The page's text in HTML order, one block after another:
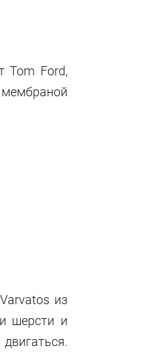
Tom Ford,
из
шерсти и